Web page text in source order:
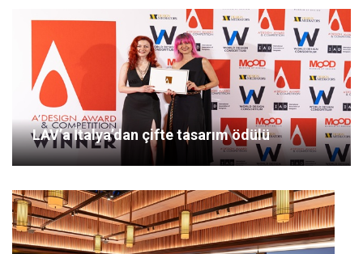
LAV’a İtalya’dan çifte tasarım ödülü